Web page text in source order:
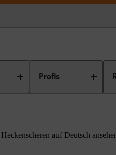
Profis
auf Deutsch